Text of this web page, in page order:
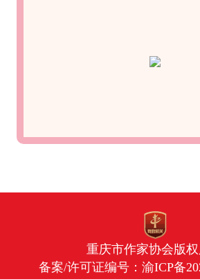
重庆市作家协会版
备案/许可证编号： 渝ICP备